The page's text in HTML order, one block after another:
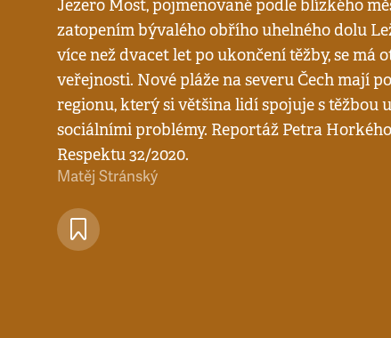
Jezero Most, pojmenované podle blízkého
zatopením bývalého obřího uhelného dolu
více než dvacet let po ukončení těžby, se má
veřejnosti. Nové pláže na severu Čech mají
regionu, který si většina lidí spojuje s těžbou
sociálními problémy. Reportáž Petra
Respektu 32/2020.
Matěj Stránský